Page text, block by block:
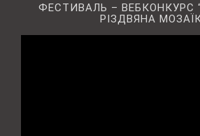
ФЕСТИВАЛЬ – ВЕБКОНКУРС
РІЗДВЯНА